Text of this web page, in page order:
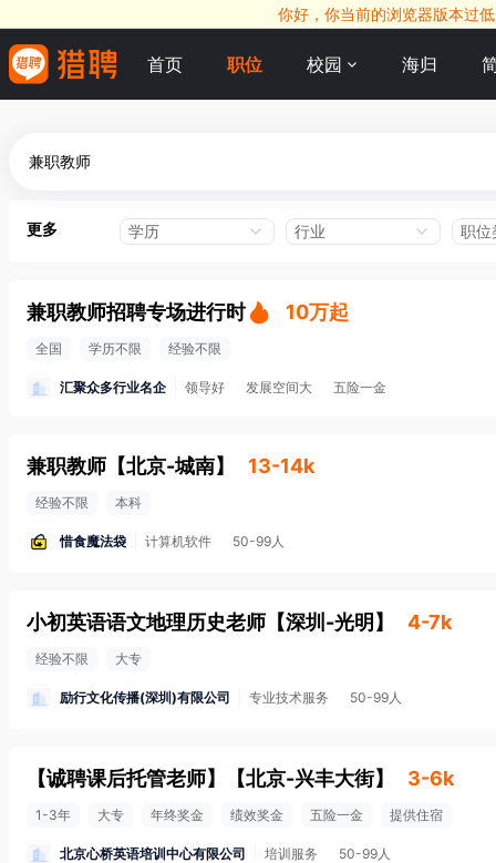
你好，你当前的浏览器版本过
首页 职位 校园 海归
更多 学历 行业 职位
兼职教师招聘专场进行时 10万起
全国 学历不限 经验不限
汇聚众多行业名企 领导好 发展空间大 五险一金
兼职教师 【北京-城南】 13-14k
经验不限 本科
惜食魔法袋 计算机软件 50-99人
小初英语语文地理历史老师 【深圳-光明 】 4-7k
经验不限 大专
励行文化传播(深圳)有限公司 专业技术服务 50-99人
【诚聘课后托管老师】 【北京-兴丰大街】 3-6k
1-3年 大专 年终奖金 绩效奖金 五险一金 提供住宿
北京心桥英语培训中心有限公司 培训服务 50-99人